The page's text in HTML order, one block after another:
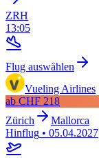
ZRH
13:05
Flug auswählen
Vueling Airlines
ab CHF 218
Zürich
Mallorca
Hinflug • 05.04.2027